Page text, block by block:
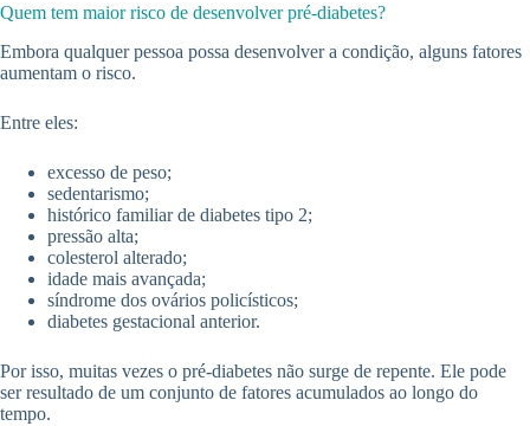
Quem tem maior risco de desenvolver pré-diabetes?
Embora qualquer pessoa possa desenvolver a condição, alguns fatores
aumentam o risco.
Entre eles:
excesso de peso;
sedentarismo;
histórico familiar de diabetes tipo 2;
pressão alta;
colesterol alterado;
idade mais avançada;
síndrome dos ovários policísticos;
diabetes gestacional anterior.
Por isso, muitas vezes o pré-diabetes não surge de repente. Ele pode
ser resultado de um conjunto de fatores acumulados ao longo do
tempo.